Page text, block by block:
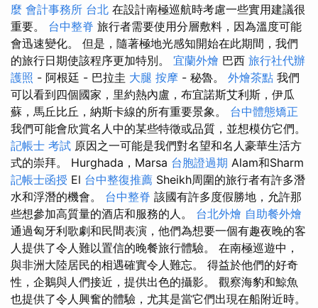
麼 會計事務所 台北 在設計南極巡航時考慮一些實用建議很
重要。 台中整脊 旅行者需要使用分層敷料，因為溫度可能
會迅速變化。 但是，隨著極地光感知開始在此期間，我們
的旅行日期使該程序更加特別。 宜蘭外燴 巴西 旅行社代辦
護照 - 阿根廷 - 巴拉圭 大腿 按摩 - 秘魯。 外燴茶點 我們
可以看到四個國家，里約熱內盧，布宜諾斯艾利斯，伊瓜
蘇，馬丘比丘，納斯卡線的所有重要景象。 台中體態矯正
我們可能會欣賞名人中的某些特徵或品質，並想模仿它們。
記帳士 考試 原因之一可能是我們對名望和名人豪華生活方
式的崇拜。 Hurghada，Marsa 台胞證過期 Alam和Sharm
記帳士函授 El 台中整復推薦 Sheikh周圍的旅行者有許多潛
水和浮潛的機會。 台中整脊 該國有許多度假勝地，允許那
些想參加高質量的酒店和服務的人。 台北外燴 自助餐外燴
通過匈牙利歌劇和民間表演，他們為想要一個有趣夜晚的客
人提供了令人難以置信的晚餐旅行體驗。 在南極巡遊中，
與非洲大陸居民的相遇確實令人難忘。 得益於他們的好奇
性，企鵝與人們接近，提供出色的攝影。 觀察海豹和鯨魚
也提供了令人興奮的體驗，尤其是當它們出現在船附近時。